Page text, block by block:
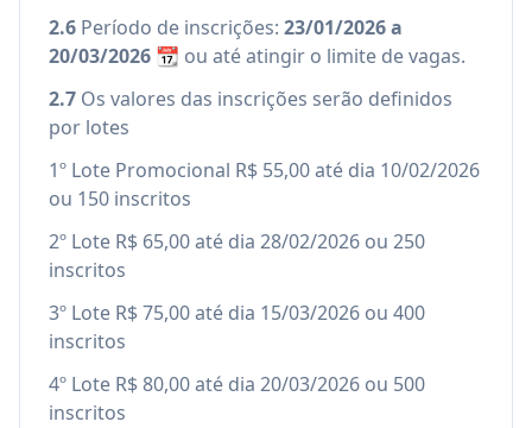
2.6 Período de inscrições: 23/01/2026 a
20/03/2026 📆 ou até atingir o limite de vagas.
2.7 Os valores das inscrições serão definidos
por lotes
1º Lote Promocional R$ 55,00 até dia 10/02/2026
ou 150 inscritos
2º Lote R$ 65,00 até dia 28/02/2026 ou 250
inscritos
3º Lote R$ 75,00 até dia 15/03/2026 ou 400
inscritos
4º Lote R$ 80,00 até dia 20/03/2026 ou 500
inscritos